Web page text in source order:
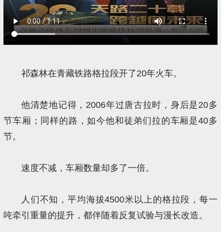
祁森林在青藏铁路格拉段开了20年火车。
他清楚地记得，2006年过唐古拉时，身后是20多
节车厢；同样的路，如今他和徒弟们拉的车厢是40多
节。
速度不减，车厢数量却多了一倍。
人们不知，平均海拔4500米以上的格拉段，每一
吨牵引重量的提升，都伴随着反复试验与漫长改造。